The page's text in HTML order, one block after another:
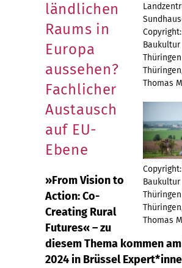
Baukultur
Thomas
Baukultur
Thomas
ländlichen
Raums in
Europa
aussehen?
Fachlicher
Austausch
auf EU-
Ebene
»From Vision to
Action: Co-
Creating Rural
Futures« – zu
diesem Thema kommen am
2024 in Brüssel